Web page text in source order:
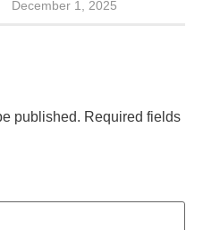
December 1, 2025
published. Required fields